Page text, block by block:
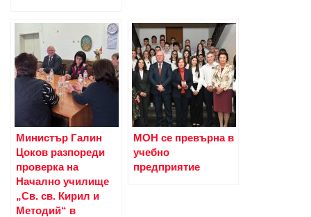
Министър Галин
Цоков разпореди
проверка на
Начално училище
„Св. св. Кирил и
Методий“ в
МОН се превърна в
учебно
предприятие